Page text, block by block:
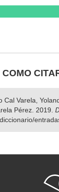
COMO
Varela,
Pérez. 2019.